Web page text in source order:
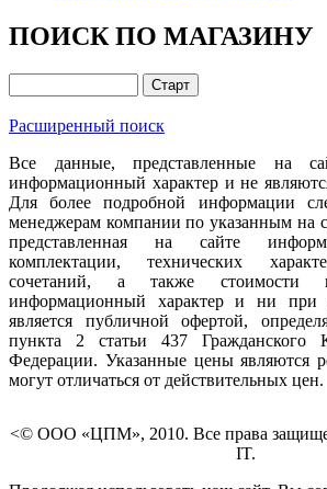
ПОИСК ПО МАГАЗИНУ
Расширенный поиск
Все данные, представленные на
информационный характер и не
Для более подробной информации
менеджерам компании по указанным на
представленная на сайте
комплектации, технических
сочетаний, а также стоимости
информационный характер и ни при
является публичной офертой,
пункта 2 статьи 437 Гражданского
Федерации. Указанные цены являются
могут отличаться от действительных цен.
<© ООО «ЦПМ», 2010. Все права
IT.